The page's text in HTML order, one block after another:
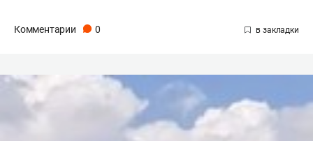
Комментарии 0